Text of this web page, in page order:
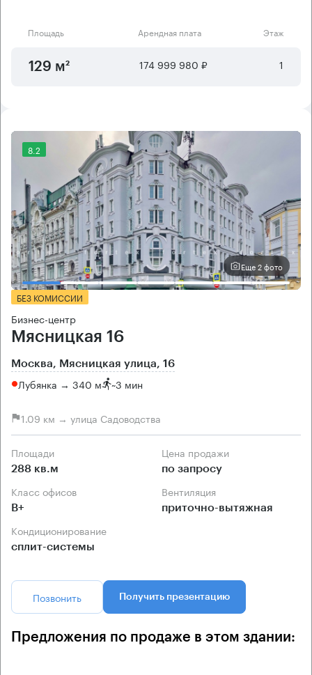
Площадь Арендная плата Этаж
129 м² 174 999 980 ₽ 1
8.2
Еще 2 фото
БЕЗ КОМИССИИ
Бизнес-центр
Мясницкая 16
Москва, Мясницкая улица, 16
Лубянка → 340 м ~3 мин
1.09 км → улица Садоводства
Площади
288 кв.м
Цена продажи
по запросу
Класс офисов
B+
Вентиляция
приточно-вытяжная
Кондиционирование
сплит-системы
Позвонить Получить презентацию
Предложения по продаже в этом здании: